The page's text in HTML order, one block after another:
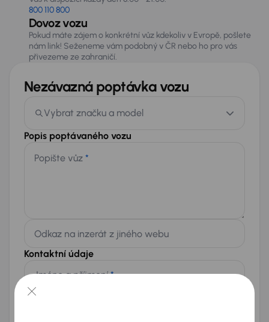
800 110 800
Dovoz vozu
Pokud máte zájem o konkrétní vůz kdekoliv v Evropě, pošlete
nám link! Seženeme vám podobný v ČR nebo ho pro vás
přivezeme ze zahraničí.
Nezávazná poptávka vozu
Vybrat značku a model
Popis poptávaného vozu
Popište vůz *
Odkaz na inzerát z jiného webu
Kontaktní údaje
Jméno a příjmení*